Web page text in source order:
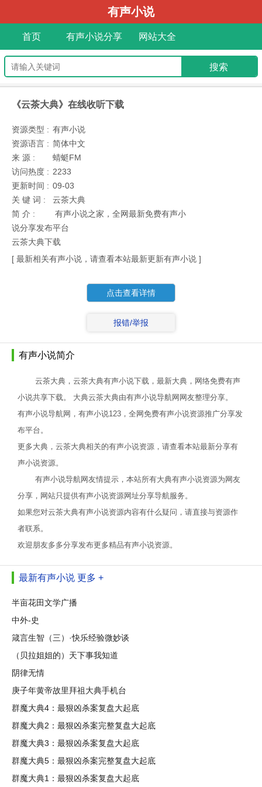
有声小说
首页 有声小说分享 网站大全
《云茶大典》在线收听下载
资源类型 : 有声小说
资源语言 : 简体中文
来 源 :
蜻蜓FM
访问热度 : 2233
更新时间 : 09-03
关 键 词 :
云茶大典
简 介 :
有声小说之家，全网最新免费有声小
说分享发布平台
云茶大典下载
[ 最新相关有声小说，请查看本站最新更新有声小说 ]
点击查看详情
报错/举报
有声小说简介
云茶大典，云茶大典有声小说下载，最新大典，网络免费有声
小说共享下载。 大典云茶大典由有声小说导航网网友整理分享。
有声小说导航网，有声小说123，全网免费有声小说资源推广分享发
布平台。
更多大典，云茶大典相关的有声小说资源，请查看本站最新分享有
声小说资源。
有声小说导航网友情提示，本站所有大典有声小说资源为网友
分享，网站只提供有声小说资源网址分享导航服务。
如果您对云茶大典有声小说资源内容有什么疑问，请直接与资源作
者联系。
欢迎朋友多多分享发布更多精品有声小说资源。
最新有声小说 更多 +
半亩花田文学广播
中外-史
箴言生智（三）·快乐经验微妙谈
（贝拉姐姐的）天下事我知道
阴律无情
庚子年黄帝故里拜祖大典手机台
群魔大典4：最狠凶杀案复盘大起底
群魔大典2：最狠凶杀案完整复盘大起底
群魔大典3：最狠凶杀案复盘大起底
群魔大典5：最狠凶杀案完整复盘大起底
群魔大典1：最狠凶杀案复盘大起底